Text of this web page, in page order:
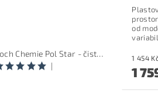
Koch Chemie Pol Star - čistič kůže, textilu a alcantary, objem 1 L
|
od
1